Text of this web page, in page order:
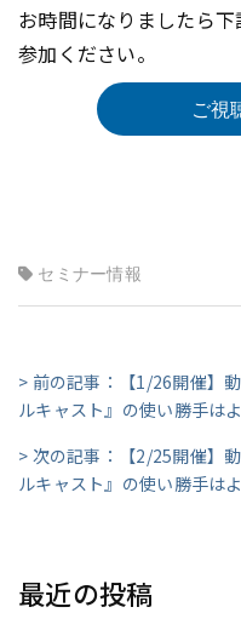
お時間になりましたら
参加ください。
ご視
セミナー情報
> 前の記事：【1/26開催】
ルキャスト』の使い勝手は
> 次の記事：【2/25開催】
ルキャスト』の使い勝手は
最近の投稿